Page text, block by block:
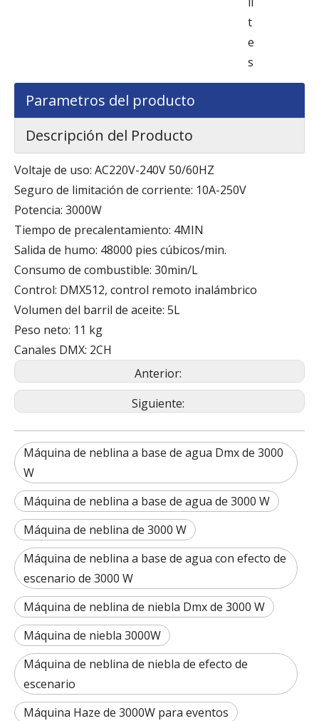
t
e
s
Parametros del producto
Descripción del Producto
Voltaje de uso: AC220V-240V 50/60HZ
Seguro de limitación de corriente: 10A-250V
Potencia: 3000W
Tiempo de precalentamiento: 4MIN
Salida de humo: 48000 pies cúbicos/min.
Consumo de combustible: 30min/L
Control: DMX512, control remoto inalámbrico
Volumen del barril de aceite: 5L
Peso neto: 11 kg
Canales DMX: 2CH
Anterior:
Siguiente:
Máquina de neblina a base de agua Dmx de 3000
W
Máquina de neblina a base de agua de 3000 W
Máquina de neblina de 3000 W
Máquina de neblina a base de agua con efecto de
escenario de 3000 W
Máquina de neblina de niebla Dmx de 3000 W
Máquina de niebla 3000W
Máquina de neblina de niebla de efecto de
escenario
Máquina Haze de 3000W para eventos